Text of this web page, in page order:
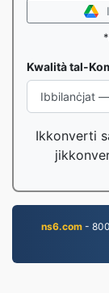
Kwalità tal-
Ikkonverti
ns6.com- 800